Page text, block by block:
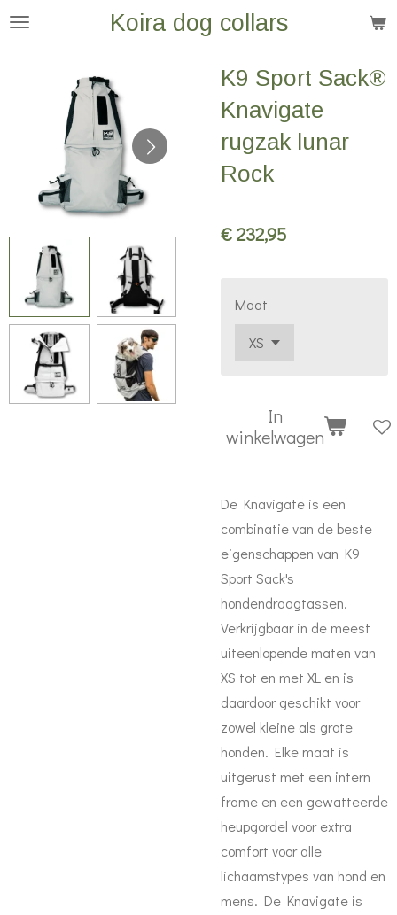
Ga
hoofdinhoud
Koira dog collars
K9 Sport Sack®
Knavigate
rugzak lunar
Rock
€ 232,95
Maat
In
winkelwagen
De Knavigate is een
combinatie van de beste
eigenschappen van K9
Sport Sack's
hondendraagtassen.
Verkrijgbaar in de meest
uiteenlopende maten van
XS tot en met XL en is
daardoor geschikt voor
zowel kleine als grote
honden. Elke maat is
uitgerust met een intern
frame en een gewatteerde
heupgordel voor extra
comfort voor alle
lichaamstypes van hond en
mens. De Knavigate is